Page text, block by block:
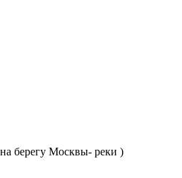
берегу Москвы- реки )